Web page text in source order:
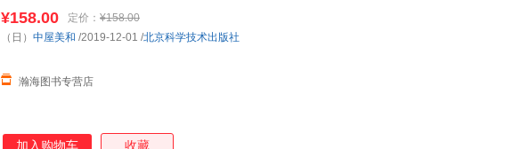
¥158.00 定价： ¥158.00
瀚海图书专营店
（日） 中屋美和 /2019-12-01 /北京科学技术出版社
加入购物车 收藏